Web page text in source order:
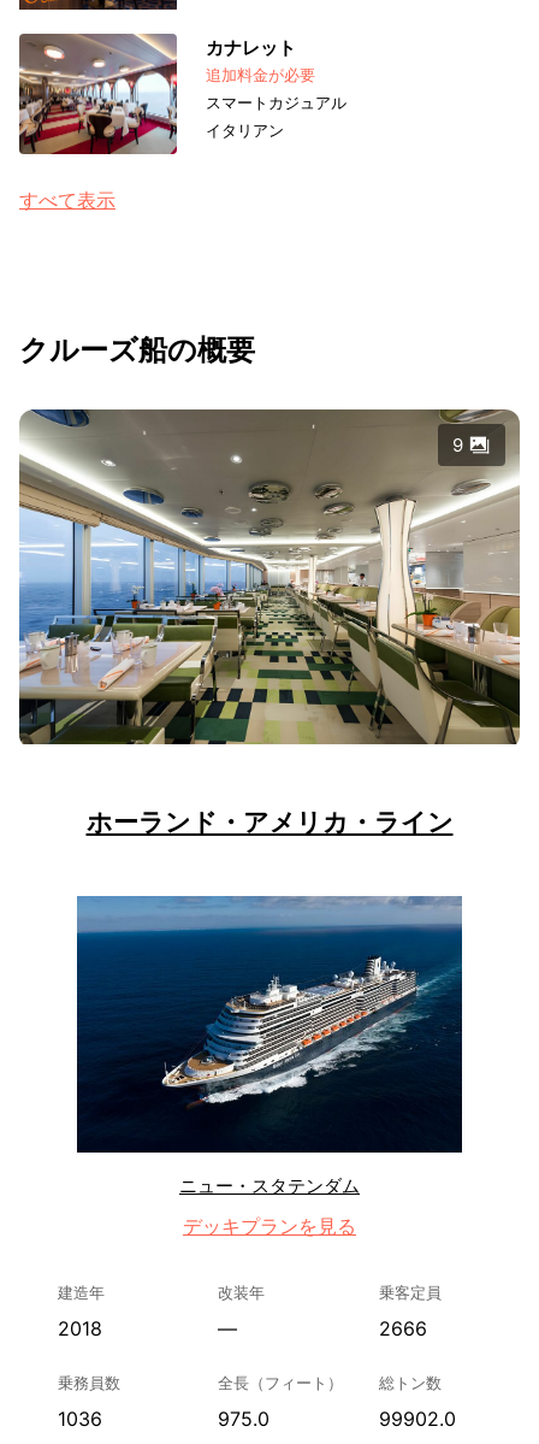
カナレット
追加料金が必要
スマートカジュアル
イタリアン
すべて表示
クルーズ船の概要
9
ホーランド・アメリカ・ライン
ニュー・スタテンダム
デッキプランを見る
建造年
2018
改装年
—
乗客定員
2666
乗務員数
1036
全長（フィート）
975.0
総トン数
99902.0